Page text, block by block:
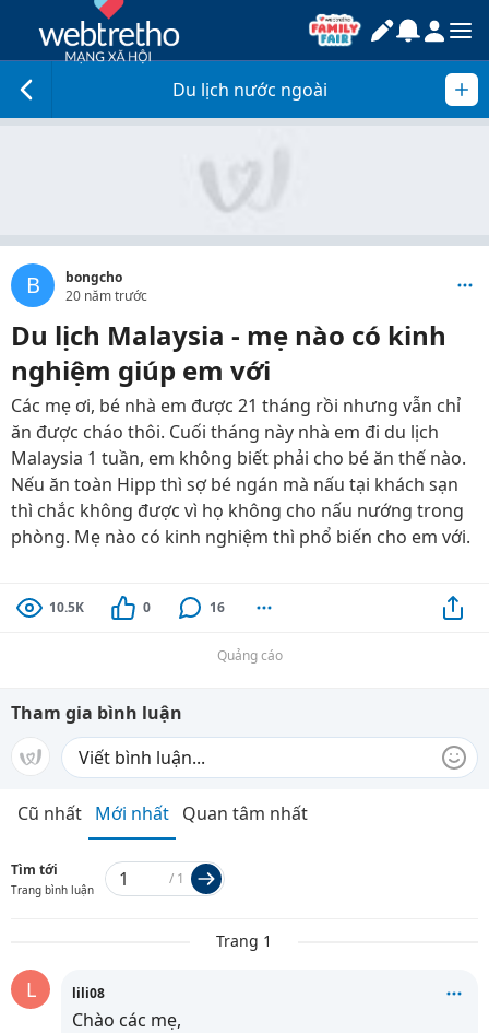
Du lịch nước ngoài
B
bongcho
20 năm trước
Du lịch Malaysia - mẹ nào có kinh
nghiệm giúp em với
Các mẹ ơi, bé nhà em được 21 tháng rồi nhưng vẫn chỉ
ăn được cháo thôi. Cuối tháng này nhà em đi du lịch
Malaysia 1 tuần, em không biết phải cho bé ăn thế nào.
Nếu ăn toàn Hipp thì sợ bé ngán mà nấu tại khách sạn
thì chắc không được vì họ không cho nấu nướng trong
phòng. Mẹ nào có kinh nghiệm thì phổ biến cho em với.
10.5K 0 16
Quảng cáo
Tham gia bình luận
Cũ nhất Mới nhất Quan tâm nhất
Tìm tới
Trang bình luận
/ 1
Trang 1
L lili08
Chào các mẹ,